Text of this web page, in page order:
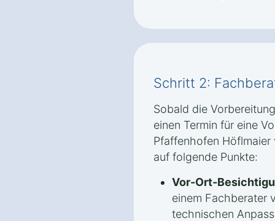
Schritt 2:
Sobald die
einen Termin für eine
Pfaffenhofen
auf folgende Punkte:
Vor-Ort-
einem Fachberater
technischen